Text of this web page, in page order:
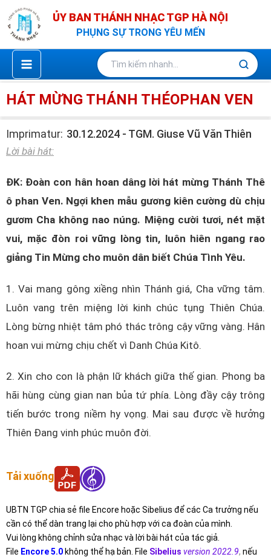
Nhảy
tới
nội
dung
ỦY BAN THÁNH NHẠC TGP HÀ NỘI
PHỤNG SỰ TRONG YÊU MẾN
HÁT MỪNG THÁNH THÉOPHAN VEN
Imprimatur: 30.12.2024 - TGM. Giuse Vũ Văn Thiên
Lời bài hát:
ĐK: Đoàn con hân hoan dâng lời hát mừng Thánh Thê
ô phan Ven. Ngợi khen mẫu gương kiên cường dù chịu
gươm Cha không nao núng. Miệng cười tươi, nét mặt
vui, mặc đòn roi vững lòng tin, luôn hiên ngang rao
giảng Tin Mừng cho muôn dân biết Chúa Tình Yêu.
1. Vai mang gông xiềng nhìn Thánh giá, Cha vững tâm.
Luôn vang trên miệng lời kinh chúc tụng Thiên Chúa.
Lòng bừng nhiệt tâm phó thác trông cậy vững vàng. Hân
hoan vui mừng chịu chết vì Danh Chúa Kitô.
2. Xin cho con là phận lữ khách giữa thế gian. Phong ba
hãi hùng cùng gian nan bủa tứ phía. Lòng đầy cậy trông
tiến bước trong niềm hy vọng. Mai sau được về hưởng
Thiên Đang vinh phúc muôn đời.
Tải xuống
UBTN TGP chia sẻ file Encore hoặc Sibelius để các Ca trưởng nếu
cần có thể dàn trang lại cho phù hợp với ca đoàn của mình.
Vui lòng không chỉnh sửa nhạc và lời bài hát của tác giả.
File Encore 5.0không thể hạ bản. File Sibelius version 2022.9, nếu